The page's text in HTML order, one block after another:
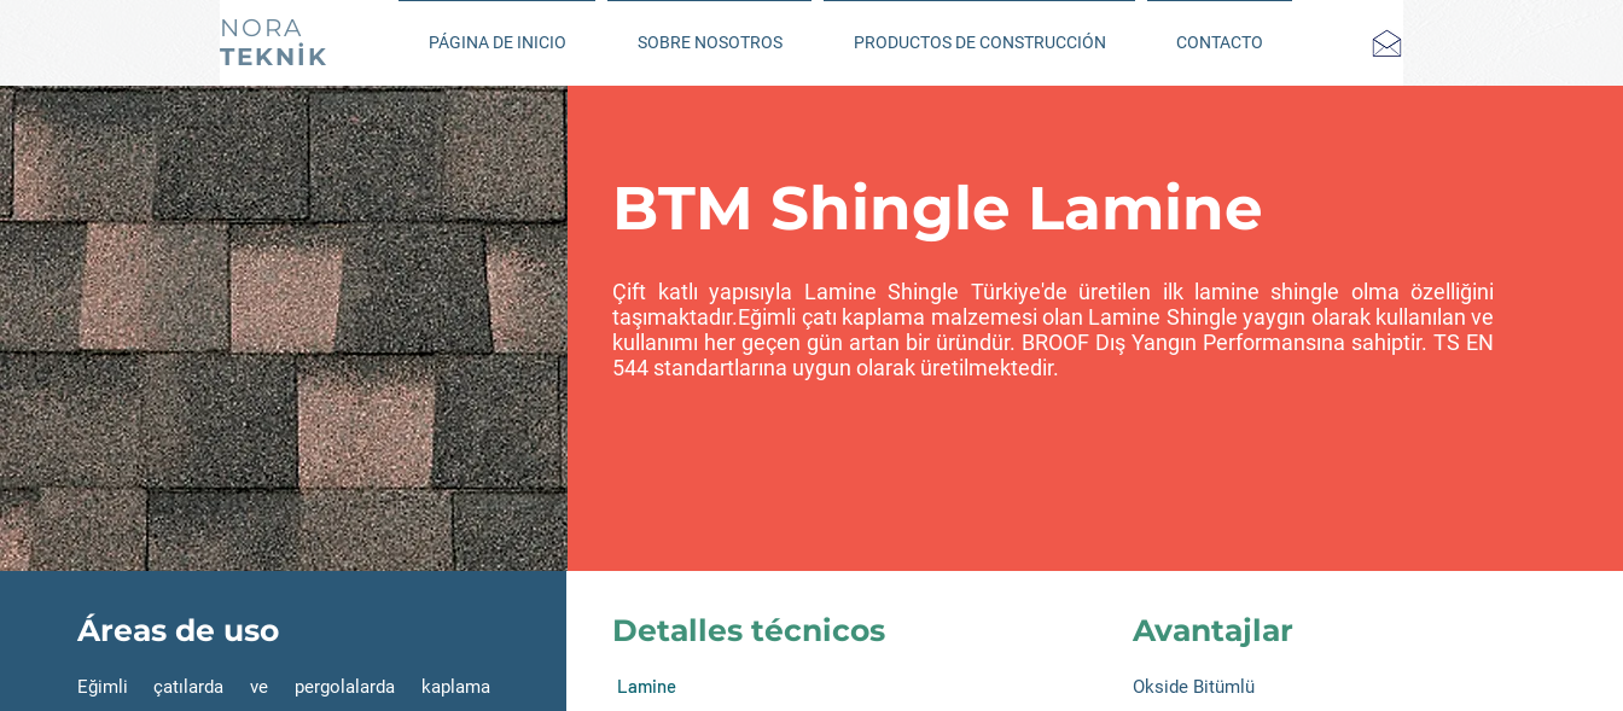
NORA
TEKNİK
PÁGINA DE INICIO SOBRE NOSOTROS PRODUCTOS DE CONSTRUCCIÓN CONTACTO
BTM Shingle Lamine
Çift katlı yapısıyla Lamine Shingle Türkiye'de üretilen ilk lamine shingle olma özelliğini
taşımaktadır.Eğimli çatı kaplama malzemesi olan Lamine Shingle yaygın olarak kullanılan ve
kullanımı her geçen gün artan bir üründür. BROOF Dış Yangın Performansına sahiptir. TS EN
544 standartlarına uygun olarak üretilmektedir.
Áreas de uso
Eğimli çatılarda ve pergolalarda kaplama
Detalles técnicos
Lamine
Avantajlar
Okside Bitümlü